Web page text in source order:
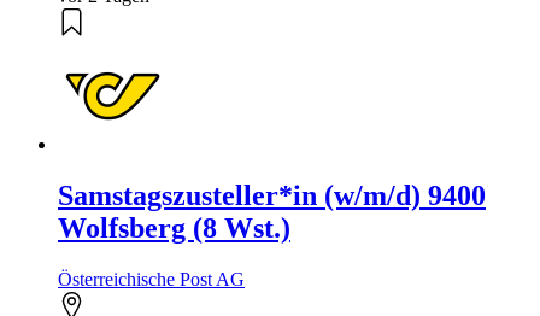
Samstagszusteller*in (w/m/d) 9400
Wolfsberg (8 Wst.)
Österreichische Post AG